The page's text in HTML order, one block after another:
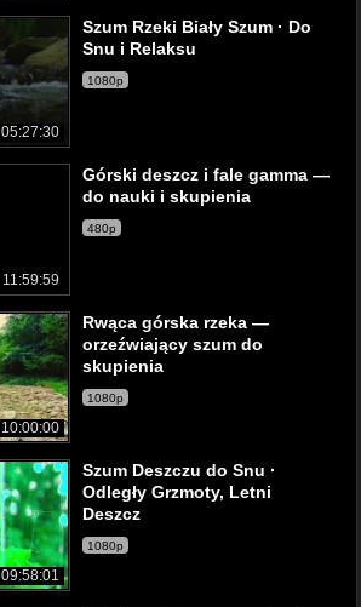
05:27:30
Szum Rzeki Biały Szum · Do
Snu i Relaksu
1080p
11:59:59
Górski deszcz i fale gamma —
do nauki i skupienia
480p
10:00:00
Rwąca górska rzeka —
orzeźwiający szum do
skupienia
1080p
09:58:01
Szum Deszczu do Snu ·
Odległy Grzmoty, Letni
Deszcz
1080p